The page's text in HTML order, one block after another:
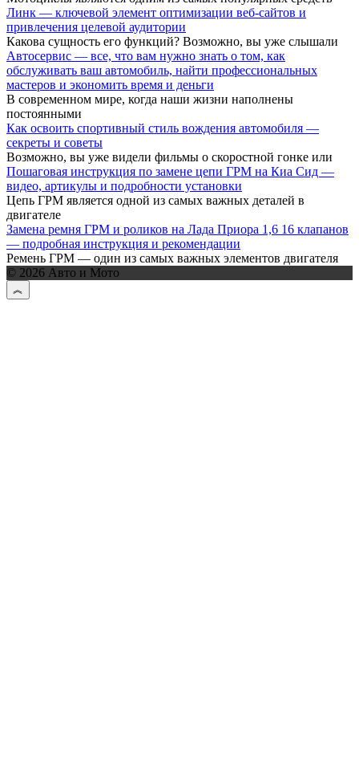
Линк — ключевой элемент оптимизации веб-сайтов и
привлечения целевой аудитории
Какова сущность его функций? Возможно, вы уже слышали
Автосервис — все, что вам нужно знать о том, как
обслуживать ваш автомобиль, найти профессиональных
мастеров и экономить время и деньги
В современном мире, когда наши жизни наполнены
постоянными
Как освоить спортивный стиль вождения автомобиля —
секреты и советы
Возможно, вы уже видели фильмы о скоростной гонке или
Пошаговая инструкция по замене цепи ГРМ на Киа Сид —
видео, артикулы и подробности установки
Цепь ГРМ является одной из самых важных деталей в
двигателе
Замена ремня ГРМ и роликов на Лада Приора 1,6 16 клапанов
— подробная инструкция и рекомендации
Ремень ГРМ — один из самых важных элементов двигателя
© 2026 Авто и Мото